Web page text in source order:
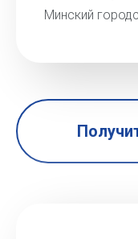
Минский